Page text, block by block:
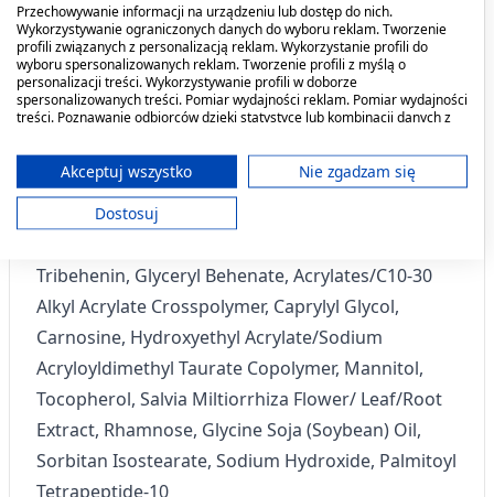
szyi.
Co zawiera produkt?
Aqua/Water/Eau, Glycerin, Dicaprylyl Ether, Glycol
Palmitate, Butylene Glycol, Cetyl Palmitate,
Glyceryl Stearate Citrate, Squalane, Sucrose
Stearate, Tridecyl Trimellitate, Glyceryl
Tribehenin, Glyceryl Behenate, Acrylates/C10-30
Alkyl Acrylate Crosspolymer, Caprylyl Glycol,
Carnosine, Hydroxyethyl Acrylate/Sodium
Acryloyldimethyl Taurate Copolymer, Mannitol,
Tocopherol, Salvia Miltiorrhiza Flower/ Leaf/Root
Extract, Rhamnose, Glycine Soja (Soybean) Oil,
Sorbitan Isostearate, Sodium Hydroxide, Palmitoyl
Tetrapeptide-10
Przechowywanie informacji na urządzeniu lub dostęp do nich.
Wykorzystywanie ograniczonych danych do wyboru reklam. Tworzenie
profili związanych z personalizacją reklam. Wykorzystanie profili do
wyboru spersonalizowanych reklam. Tworzenie profili z myślą o
personalizacji treści. Wykorzystywanie profili w doborze
spersonalizowanych treści. Pomiar wydajności reklam. Pomiar wydajności
treści. Poznawanie odbiorców dzięki statystyce lub kombinacji danych z
ograniczonych danych do wyboru treści.
Dane mogą być udostępniane poza Unię Europejską i wysyłane do USA.
Twoja zgoda i polityka cookie dotyczą wyłącznie tej witryny/aplikacji.
Wyświetl listę partnerów (11 dostawców IAB)
Cele przetwarzania IAB:
Przechowywanie informacji na urządzeniu
lub dostęp do nich
Wykorzystywanie ograniczonych danych do
wyboru reklam
Tworzenie profili w celu
spersonalizowanych reklam
Akceptuj wszystko
Nie zgadzam się
Dostosuj